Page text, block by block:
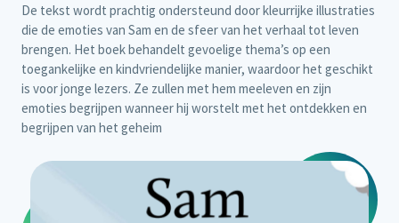
De tekst wordt prachtig ondersteund door kleurrijke illustraties
die de emoties van Sam en de sfeer van het verhaal tot leven
brengen. Het boek behandelt gevoelige thema’s op een
toegankelijke en kindvriendelijke manier, waardoor het geschikt
is voor jonge lezers. Ze zullen met hem meeleven en zijn
emoties begrijpen wanneer hij worstelt met het ontdekken en
begrijpen van het geheim